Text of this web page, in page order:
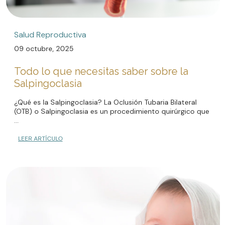
Salud Reproductiva
09 octubre, 2025
Todo lo que necesitas saber sobre la
Salpingoclasia
¿Qué es la Salpingoclasia? La Oclusión Tubaria Bilateral
(OTB) o Salpingoclasia es un procedimiento quirúrgico que
...
LEER ARTÍCULO